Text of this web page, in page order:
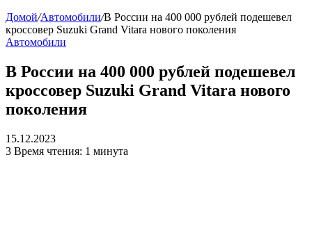
Домой/Автомобили/В России на 400 000 рублей подешевел
кроссовер Suzuki Grand Vitara нового поколения
Автомобили
В России на 400 000 рублей подешевел
кроссовер Suzuki Grand Vitara нового
поколения
15.12.2023
3 Время чтения: 1 минута